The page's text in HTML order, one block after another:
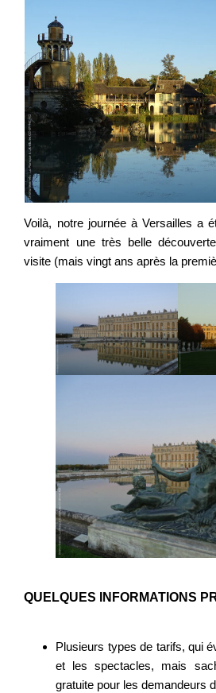
Voilà, notre journée à Versailles a
vraiment une très belle
visite (mais vingt ans après la
QUELQUES INFORMATIONS
Plusieurs types de tarifs, qui
et les spectacles, mais
gratuite pour les demandeurs